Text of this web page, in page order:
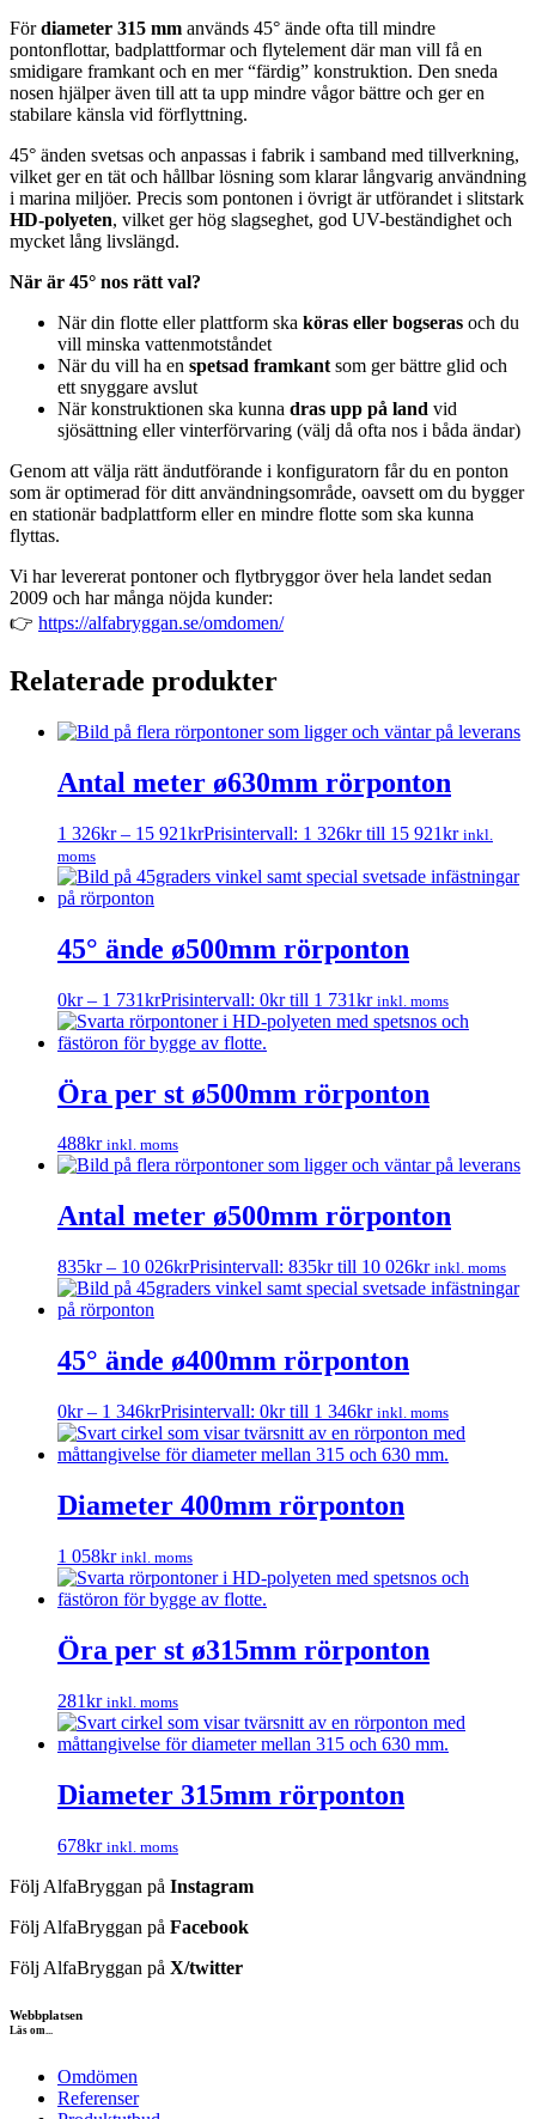
Fördiameter 315 mm används 45° ände ofta till mindre
pontonflottar, badplattformar och flytelement där man vill få en
smidigare framkant och en mer “färdig” konstruktion. Den sneda
nosen hjälper även till att ta upp mindre vågor bättre och ger en
stabilare känsla vid förflyttning.
45° änden svetsas och anpassas i fabrik i samband med tillverkning,
vilket ger en tät och hållbar lösning som klarar långvarig användning
i marina miljöer. Precis som pontonen i övrigt är utförandet i slitstark
HD-polyeten, vilket ger hög slagseghet, god UV-beständighet och
mycket lång livslängd.
När är 45° nos rätt val?
När din flotte eller plattform ska köras eller bogseras och du
vill minska vattenmotståndet
När du vill ha en spetsad framkant som ger bättre glid och
ett snyggare avslut
När konstruktionen ska kunna dras upp på land vid
sjösättning eller vinterförvaring (välj då ofta nos i båda ändar)
Genom att välja rätt ändutförande i konfiguratorn får du en ponton
som är optimerad för ditt användningsområde, oavsett om du bygger
en stationär badplattform eller en mindre flotte som ska kunna
flyttas.
Vi har levererat pontoner och flytbryggor över hela landet sedan
2009 och har många nöjda kunder:
👉 https://alfabryggan.se/omdomen/
Relaterade produkter
Antal meter ø630mm rörponton
1 326kr – 15 921krPrisintervall: 1 326kr till 15 921kr inkl.
moms
45° ände ø500mm rörponton
0kr – 1 731krPrisintervall: 0kr till 1 731kr inkl. moms
Öra per st ø500mm rörponton
488kr inkl. moms
Antal meter ø500mm rörponton
835kr – 10 026krPrisintervall: 835kr till 10 026kr inkl. moms
45° ände ø400mm rörponton
0kr – 1 346krPrisintervall: 0kr till 1 346kr inkl. moms
Diameter 400mm rörponton
1 058kr inkl. moms
Öra per st ø315mm rörponton
281kr inkl. moms
Diameter 315mm rörponton
678kr inkl. moms
Följ AlfaBryggan på Instagram
Följ AlfaBryggan på Facebook
Följ AlfaBryggan på X/twitter
Webbplatsen
Läs om...
Omdömen
Referenser